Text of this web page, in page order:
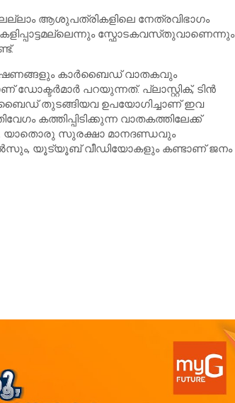
ആശുപത്രികളിലെ നേത്രവിഭാഗം
സ്ഫോടകവസ്‌തുവാണെന്നും
കാർബൈഡ് വാതകവും
ഡോ‌ക്ടർമാർ പറയുന്നത്. പ്ലാസ്റ്റിക്, ടിൻ
തുടങ്ങിയവ ഉപയോഗിച്ചാണ് ഇവ
കത്തിപ്പിടിക്കുന്ന വാതകത്തിലേക്ക്
യാതൊരു സുരക്ഷാ മാനദണ്ഡവും
യൂട്യൂബ് വീഡിയോകളും കണ്ടാണ് ജനം